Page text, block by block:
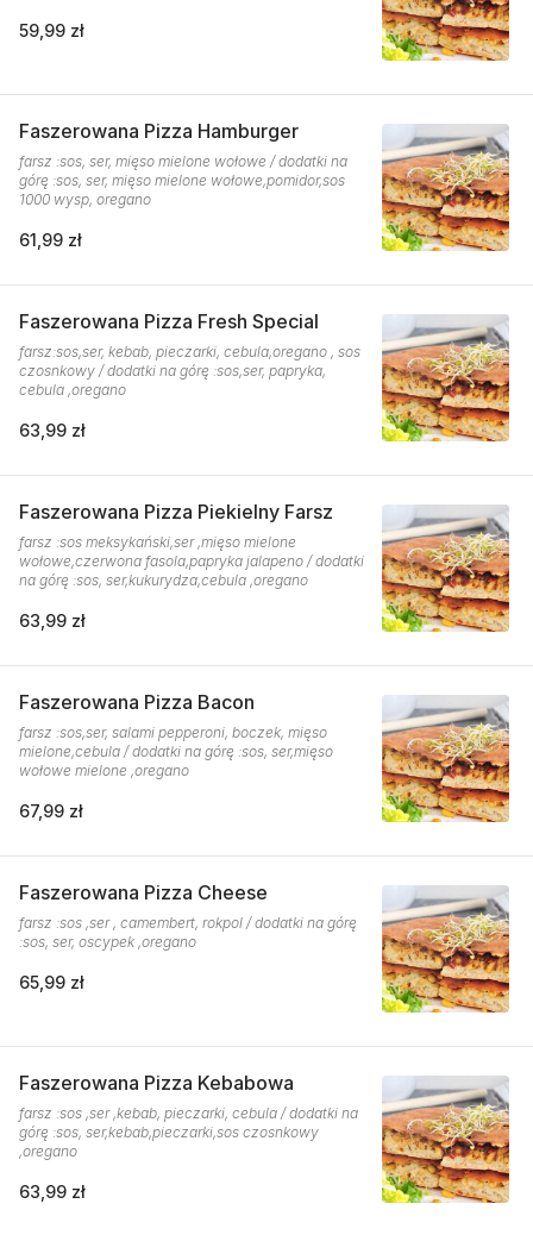
59,99 zł
Faszerowana Pizza Hamburger
farsz :sos, ser, mięso mielone wołowe / dodatki na
górę :sos, ser, mięso mielone wołowe,pomidor,sos
1000 wysp, oregano
61,99 zł
Faszerowana Pizza Fresh Special
farsz:sos,ser, kebab, pieczarki, cebula,oregano , sos
czosnkowy / dodatki na górę :sos,ser, papryka,
cebula ,oregano
63,99 zł
Faszerowana Pizza Piekielny Farsz
farsz :sos meksykański,ser ,mięso mielone
wołowe,czerwona fasola,papryka jalapeno / dodatki
na górę :sos, ser,kukurydza,cebula ,oregano
63,99 zł
Faszerowana Pizza Bacon
farsz :sos,ser, salami pepperoni, boczek, mięso
mielone,cebula / dodatki na górę :sos, ser,mięso
wołowe mielone ,oregano
67,99 zł
Faszerowana Pizza Cheese
farsz :sos ,ser , camembert, rokpol / dodatki na górę
:sos, ser, oscypek ,oregano
65,99 zł
Faszerowana Pizza Kebabowa
farsz :sos ,ser ,kebab, pieczarki, cebula / dodatki na
górę :sos, ser,kebab,pieczarki,sos czosnkowy
,oregano
63,99 zł